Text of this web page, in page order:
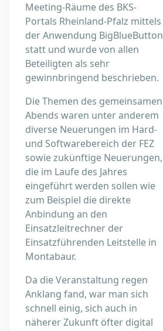
Meeting-Räume des BKS-
Portals Rheinland-Pfalz mittels
der Anwendung BigBlueButton
statt und wurde von allen
Beteiligten als sehr
gewinnbringend beschrieben.
Die Themen des gemeinsamen
Abends waren unter anderem
diverse Neuerungen im Hard-
und Softwarebereich der FEZ
sowie zukünftige Neuerungen,
die im Laufe des Jahres
eingeführt werden sollen wie
zum Beispiel die direkte
Anbindung an den
Einsatzleitrechner der
Einsatzführenden Leitstelle in
Montabaur.
Da die Veranstaltung regen
Anklang fand, war man sich
schnell einig, sich auch in
näherer Zukunft öfter digital